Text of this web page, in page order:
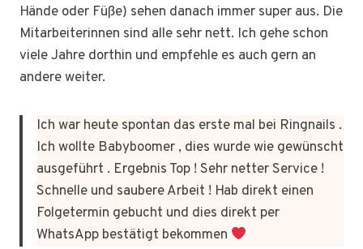
Hände oder Füße) sehen danach immer super aus. Die
Mitarbeiterinnen sind alle sehr nett. Ich gehe schon
viele Jahre dorthin und empfehle es auch gern an
andere weiter.
Ich war heute spontan das erste mal bei Ringnails .
Ich wollte Babyboomer , dies wurde wie gewünscht
ausgeführt . Ergebnis Top ! Sehr netter Service !
Schnelle und saubere Arbeit ! Hab direkt einen
Folgetermin gebucht und dies direkt per
WhatsApp bestätigt bekommen